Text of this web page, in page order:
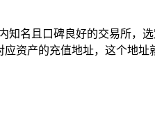
名且口碑良好的交易所，
资产的充值地址，这个地址